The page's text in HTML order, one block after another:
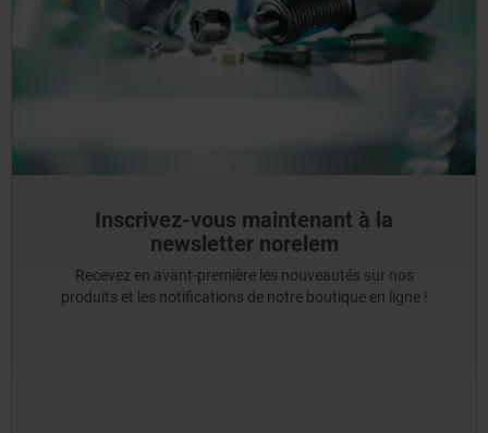
Inscrivez-vous maintenant à la
newsletter norelem
Recevez en avant-première les nouveautés sur nos
produits et les notifications de notre boutique en ligne !